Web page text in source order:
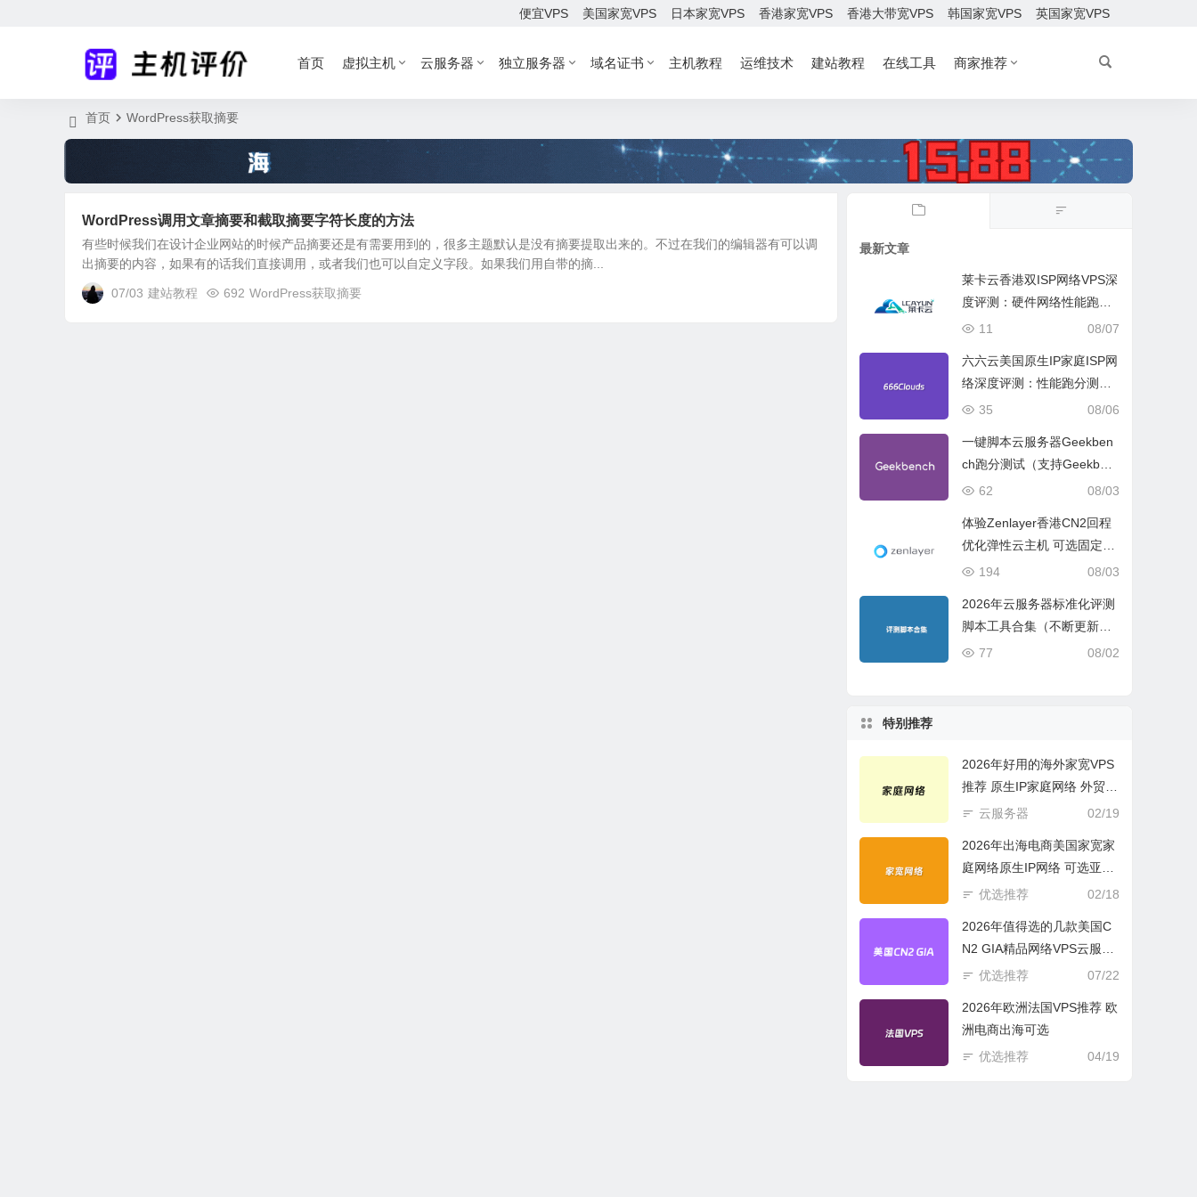
便宜VPS 美国家宽VPS 日本家宽VPS 香港家宽VPS 香港大带宽VPS 韩国家宽VPS 英国家宽VPS
首页 虚拟主机 云服务器 独立服务器 域名证书 主机教程 运维技术 建站教程 在线工具 商家推荐
首页 WordPress获取摘要
WordPress调用文章摘要和截取摘要字符长度的方法
有些时候我们在设计企业网站的时候产品摘要还是有需要用到的，很多主题默认是没有摘要提取出来的。不过在我们的编辑器有可以调
出摘要的内容，如果有的话我们直接调用，或者我们也可以自定义字段。如果我们用自带的摘...
07/03 建站教程 692 WordPress获取摘要
最新文章
莱卡云香港双ISP网络VPS深
度评测：硬件网络性能跑
分、流媒体兼容测试和选择
08/07
11
六六云美国原生IP家庭ISP网
络深度评测：性能跑分测
试、网络线路与购买建议08/06
35
一键脚本云服务器Geekben
ch跑分测试（支持Geekben
ch 5 Geekbench 6 Geekbe
08/03
62
体验Zenlayer香港CN2回程
优化弹性云主机 可选固定带
宽或流量模式
08/03
194
2026年云服务器标准化评测
脚本工具合集（不断更新完
善）
08/02
77
特别推荐
2026年好用的海外家宽VPS
推荐 原生IP家庭网络 外贸电
商必选
02/19
云服务器
2026年出海电商美国家宽家
庭网络原生IP网络 可选亚欧
美云服务器
02/18
优选推荐
2026年值得选的几款美国C
N2 GIA精品网络VPS云服务
器推荐
07/22
优选推荐
2026年欧洲法国VPS推荐 欧
洲电商出海可选
04/19
优选推荐